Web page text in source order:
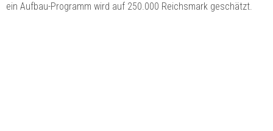
ein Aufbau-Programm wird auf 250.000 Reichsmark geschätzt.